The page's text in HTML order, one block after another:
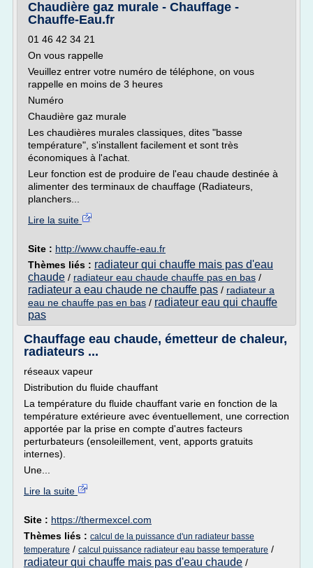
Chaudière gaz murale - Chauffage -
Chauffe-Eau.fr
01 46 42 34 21
On vous rappelle
Veuillez entrer votre numéro de téléphone, on vous
rappelle en moins de 3 heures
Numéro
Chaudière gaz murale
Les chaudières murales classiques, dites "basse
température", s'installent facilement et sont très
économiques à l'achat.
Leur fonction est de produire de l'eau chaude destinée à
alimenter des terminaux de chauffage (Radiateurs,
planchers...
Lire la suite
Site : http://www.chauffe-eau.fr
Thèmes liés : radiateur qui chauffe mais pas d'eau
chaude / radiateur eau chaude chauffe pas en bas /
radiateur a eau chaude ne chauffe pas / radiateur a
eau ne chauffe pas en bas / radiateur eau qui chauffe
pas
Chauffage eau chaude, émetteur de chaleur,
radiateurs ...
réseaux vapeur
Distribution du fluide chauffant
La température du fluide chauffant varie en fonction de la
température extérieure avec éventuellement, une correction
apportée par la prise en compte d'autres facteurs
perturbateurs (ensoleillement, vent, apports gratuits
internes).
Une...
Lire la suite
Site : https://thermexcel.com
Thèmes liés : calcul de la puissance d'un radiateur basse
temperature / calcul puissance radiateur eau basse temperature /
radiateur qui chauffe mais pas d'eau chaude /